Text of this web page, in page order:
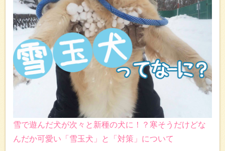
雪で遊んだ犬が次々と新種の犬に！？寒そうだけどな
んだか可愛い「雪玉犬」と「対策」について